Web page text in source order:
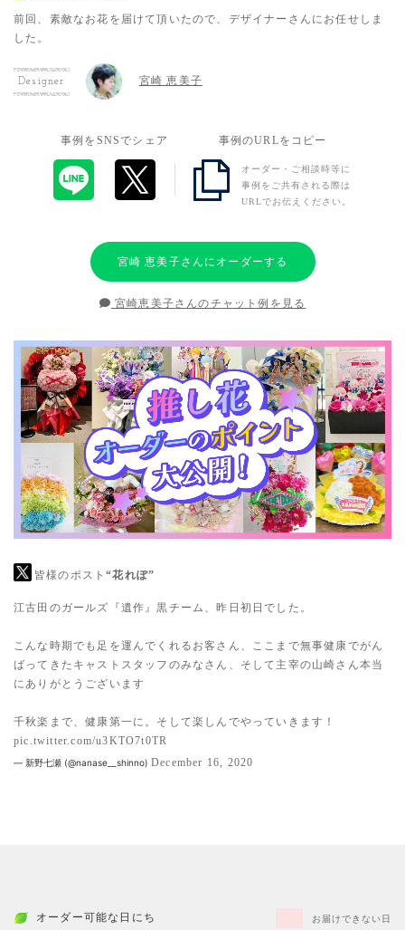
前回、素敵なお花を届けて頂いたので、デザイナーさんにお任せしま
した。
Designer 宮崎 恵美子
事例をSNSでシェア 事例のURLをコピー
オーダー・ご相談時等に
事例をご共有される際は
URLでお伝えください。
宮崎 恵美子さんにオーダーする
宮崎恵美子さんのチャット例を見る
皆様のポスト“花れぽ”
江古田のガールズ『遺作』黒チーム、昨日初日でした。
こんな時期でも足を運んでくれるお客さん、ここまで無事健康でがん
ばってきたキャストスタッフのみなさん、そして主宰の山崎さん本当
にありがとうございます
千秋楽まで、健康第一に。そして楽しんでやっていきます！
pic.twitter.com/u3KTO7t0TR
— 新野七瀬 (@nanase__shinno) December 16, 2020
オーダー可能な日にち お届けできない日